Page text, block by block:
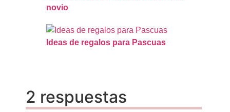
novio
Ideas de regalos para Pascuas
2 respuestas